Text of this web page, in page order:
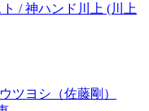
/ 神ハンド川上 (川上
ツヨシ（佐藤剛）